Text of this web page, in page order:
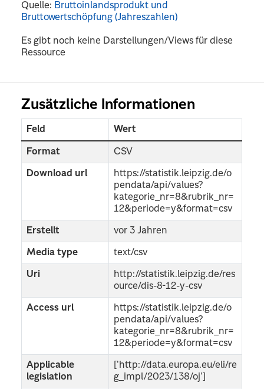
Quelle: Bruttoinlandsprodukt und
Bruttowertschöpfung (Jahreszahlen)
Es gibt noch keine Darstellungen/Views für diese
Ressource
Zusätzliche Informationen
Feld Wert
Format CSV
Download url
https://statistik.leipzig.de/o
pendata/api/values?
kategorie_nr=8&rubrik_nr=
12&periode=y&format=csv
Erstellt vor 3 Jahren
Media type text/csv
Uri
http://statistik.leipzig.de/res
ource/dis-8-12-y-csv
Access url
https://statistik.leipzig.de/o
pendata/api/values?
kategorie_nr=8&rubrik_nr=
12&periode=y&format=csv
Applicable
legislation
['http://data.europa.eu/eli/re
g_impl/2023/138/oj']